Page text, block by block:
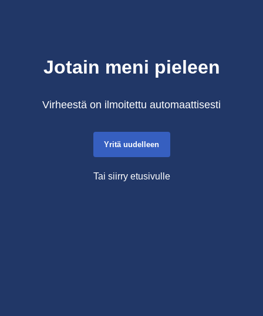
Jotain meni pieleen
Virheestä on ilmoitettu automaattisesti
Yritä uudelleen
Tai siirry etusivulle